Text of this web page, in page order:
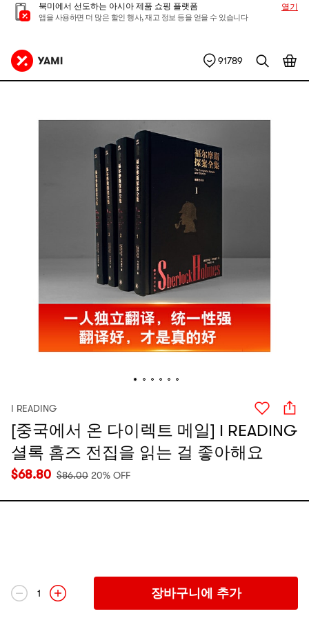
북미에서 선도하는 아시아 제품 쇼핑 플랫폼
앱을 사용하면 더 많은 할인 행사, 재고 정보 등을 얻을 수 있습니다
열기
91789
I READING
[중국에서 온 다이렉트 메일] I READING
셜록 홈즈 전집을 읽는 걸 좋아해요
$68.80 $86.00 20% OFF
1 장바구니에 추가